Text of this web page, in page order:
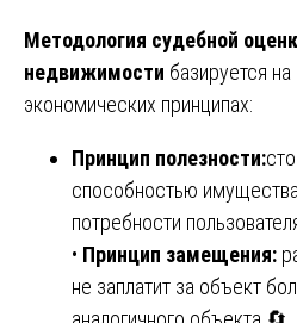
Методология судебной
недвижимости базируется
экономических принципах:
Принцип полезности:
способностью
потребности
• Принцип замещения:
не заплатит за объект